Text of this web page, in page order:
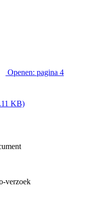
Openen: pagina 4
KB)
verzoek